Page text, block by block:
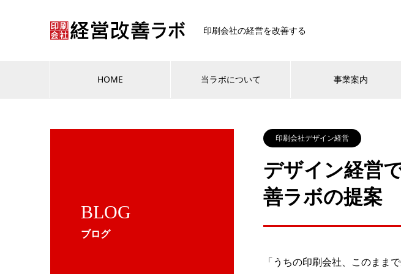
印刷会社の経営を改善する
HOME 当ラボについて 事業案内
BLOG
ブログ
印刷会社デザイン経営
デザイン経営
善ラボの提案
「うちの印刷会社、このまま